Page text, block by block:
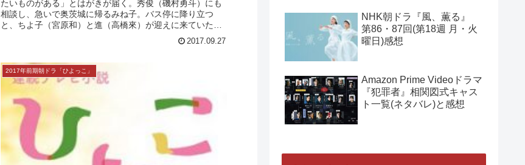
NHK朝ドラ【ひよっこ】第153回(第26週水曜
日) 感想
NHK朝ドラ『風、薫る』
第90回(第18週 金曜日)感想
NHK朝ドラ『風、薫る』
第89回(第18週 木曜日)感想